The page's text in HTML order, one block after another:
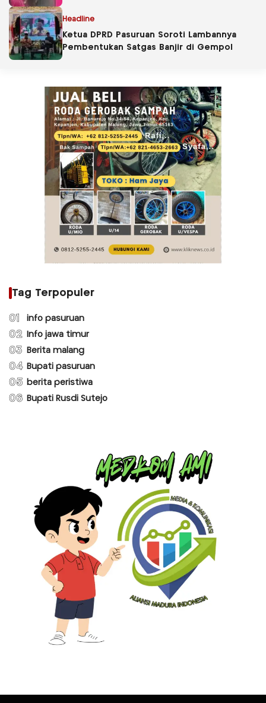
Headline
Ketua DPRD Pasuruan Soroti Lambannya
Pembentukan Satgas Banjir di Gempol
Tag Terpopuler
01 info pasuruan
02 Info jawa timur
03 Berita malang
04 Bupati pasuruan
05 berita peristiwa
06 Bupati Rusdi Sutejo